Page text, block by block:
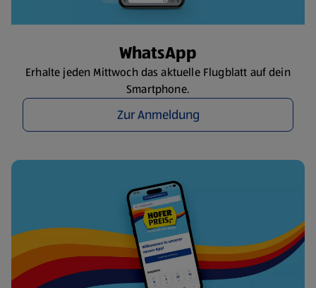
WhatsApp
Erhalte jeden Mittwoch das aktuelle Flugblatt auf dein
Smartphone.
Zur Anmeldung